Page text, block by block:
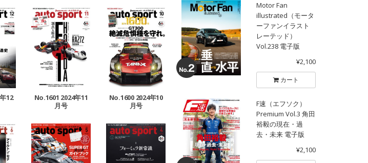
12
No.1601 2024年11
月号
No.1600 2024年10
月号
Motor Fan
illustrated（モータ
ーファンイラスト
レーテッド）
Vol.238 電子版
¥2,100
カート
F速（エフソク）
Premium Vol.3 角田
裕毅の現在・過
去・未来 電子版
¥2,100